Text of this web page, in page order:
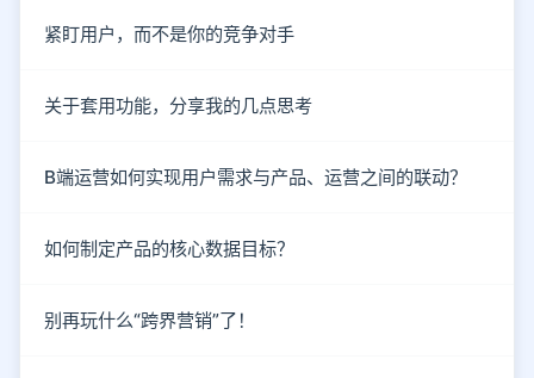
紧盯用户，而不是你的竞争对手
关于套用功能，分享我的几点思考
B端运营如何实现用户需求与产品、运营之间的联动？
如何制定产品的核心数据目标？
别再玩什么“跨界营销”了！